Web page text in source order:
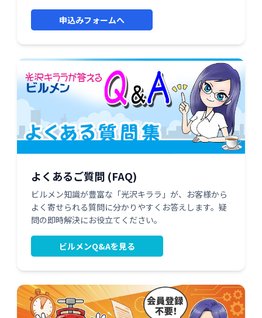
申込みフォームへ
よくあるご質問 (FAQ)
ビルメン知識が豊富な「光沢キララ」が、お客様から
よく寄せられる質問に分かりやすくお答えします。疑
問の即時解決にお役立てください。
ビルメンQ&Aを見る